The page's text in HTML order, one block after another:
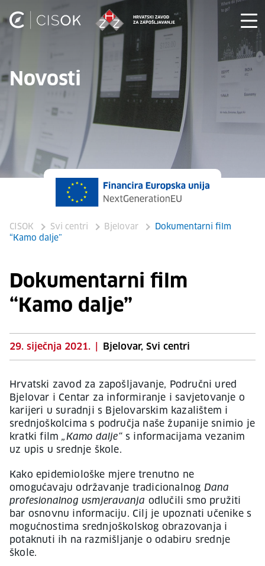
Novosti
CISOK Svi centri Bjelovar
Dokumentarni film
“Kamo dalje”
Dokumentarni film
“Kamo dalje”
29. siječnja 2021. Bjelovar, Svi centri
Hrvatski zavod za zapošljavanje, Područni ured
Bjelovar i Centar za informiranje i savjetovanje o
karijeri u suradnji s Bjelovarskim kazalištem i
srednjoškolcima s područja naše županije snimio je
kratki film„Kamo dalje“s informacijama vezanim
uz upis u srednje škole.
Kako epidemiološke mjere trenutno ne
omogućavaju održavanje tradicionalnog Dana
profesionalnog usmjeravanja odlučili smo pružiti
bar osnovnu informaciju. Cilj je upoznati učenike s
mogućnostima srednjoškolskog obrazovanja i
potaknuti ih na razmišljanje o odabiru srednje
škole.